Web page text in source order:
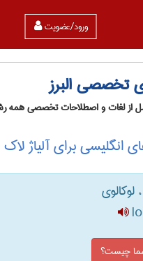
ورود/عضویت
تخصصی البرز
از لغات و اصطلاحات تخصصی همه
انگلیسی برای آلیاژ لاک
لوکالوی
چیست؟